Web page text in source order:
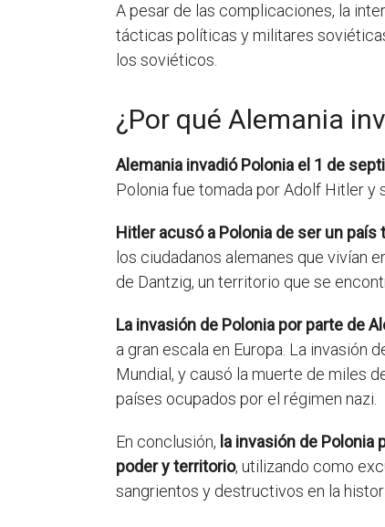
A pesar de las complicaciones, la
tácticas políticas y militares
los soviéticos.
¿Por qué Alemania
Alemania invadió Polonia el 1 de
Polonia fue tomada por Adolf Hitler y
Hitler acusó a Polonia de ser un
los ciudadanos alemanes que vivían
de Dantzig, un territorio que se
La invasión de Polonia por parte de
a gran escala en Europa. La invasión
Mundial, y causó la muerte de miles
países ocupados por el régimen nazi.
En conclusión, la invasión de
poder y territorio, utilizando como
sangrientos y destructivos en la